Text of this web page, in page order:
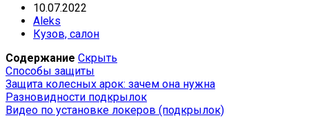
10.07.2022
Aleks
Кузов, салон
Содержание Скрыть
Способы защиты
Защита колесных арок: зачем она нужна
Разновидности подкрылок
Видео по установке локеров (подкрылок)